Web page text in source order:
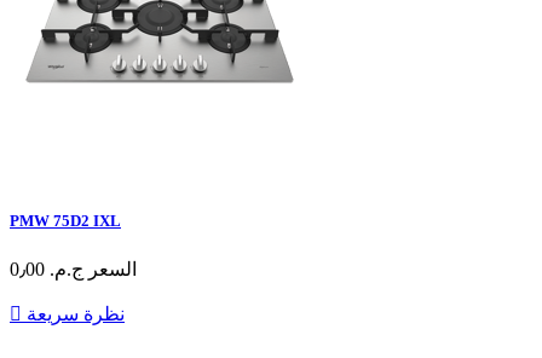
PMW 75D2 IXL
السعر ج.م.‏ 0٫00
 نظرة سريعة